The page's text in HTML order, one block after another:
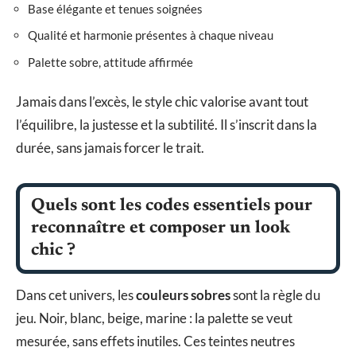
Base élégante et tenues soignées
Qualité et harmonie présentes à chaque niveau
Palette sobre, attitude affirmée
Jamais dans l’excès, le style chic valorise avant tout
l’équilibre, la justesse et la subtilité. Il s’inscrit dans la
durée, sans jamais forcer le trait.
Quels sont les codes essentiels pour
reconnaître et composer un look
chic ?
Dans cet univers, lescouleurs sobressont la règle du
jeu. Noir, blanc, beige, marine : la palette se veut
mesurée, sans effets inutiles. Ces teintes neutres